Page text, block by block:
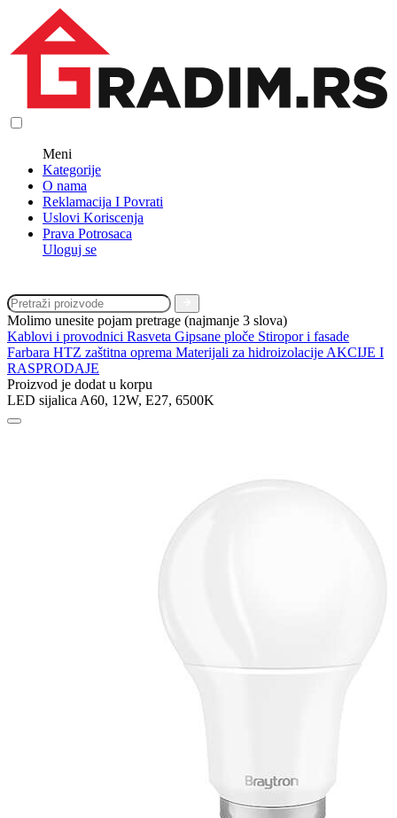
Meni
Kategorije
O nama
Reklamacija I Povrati
Uslovi Koriscenja
Prava Potrosaca
Uloguj se
Molimo unesite pojam pretrage (najmanje 3 slova)
Kablovi i provodnici Rasveta Gipsane ploče Stiropor i fasade
Farbara HTZ zaštitna oprema Materijali za hidroizolacije AKCIJE I
RASPRODAJE
Proizvod je dodat u korpu
LED sijalica A60, 12W, E27, 6500K